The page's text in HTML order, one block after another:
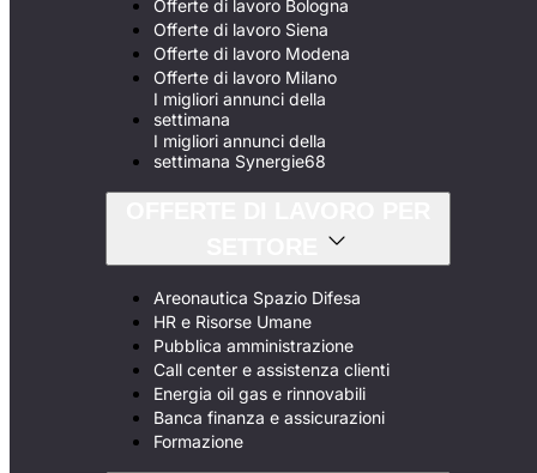
Offerte di lavoro Bologna
Offerte di lavoro Siena
Offerte di lavoro Modena
Offerte di lavoro Milano
I migliori annunci della
settimana
I migliori annunci della
settimana Synergie68
Areonautica Spazio Difesa
HR e Risorse Umane
Pubblica amministrazione
Call center e assistenza clienti
Energia oil gas e rinnovabili
Banca finanza e assicurazioni
Formazione